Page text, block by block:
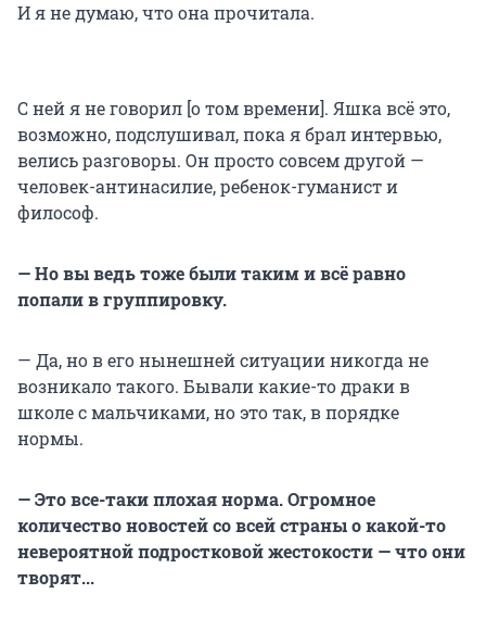
И я не думаю, что она прочитала.
С ней я не говорил [о том времени]. Яшка всё это,
возможно, подслушивал, пока я брал интервью,
велись разговоры. Он просто совсем другой —
человек-антинасилие, ребенок-гуманист и
философ.
— Но вы ведь тоже были таким и всё равно
попали в группировку.
— Да, но в его нынешней ситуации никогда не
возникало такого. Бывали какие-то драки в
школе с мальчиками, но это так, в порядке
нормы.
— Это все-таки плохая норма. Огромное
количество новостей со всей страны о какой-то
невероятной подростковой жестокости — что они
творят...